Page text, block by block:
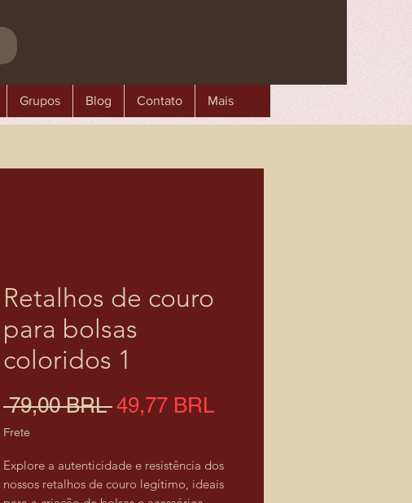
Grupos Blog Contato Mais
Retalhos de couro
para bolsas
coloridos 1
79,00 BRL Prezzo
49,77 BRLPrezzo
Frete
Explore a autenticidade e resistência dos
nossos retalhos de couro legítimo, ideais